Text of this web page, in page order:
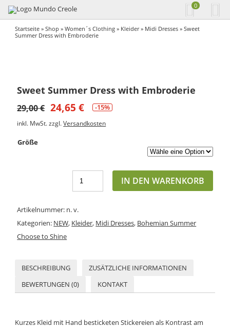
0
Startseite »Shop »Women´s Clothing » Kleider» Midi Dresses » Sweet
Summer Dress with Embroderie
Sweet Summer Dress with Embroderie
29,00€ 24,65€ -15%
inkl. MwSt. zzgl.Versandkosten
Größe
IN DEN WARENKORB
Artikelnummer: n. v.
Kategorien: NEW, Kleider, Midi Dresses, Bohemian Summer
Choose to Shine
BESCHREIBUNG
ZUSÄTZLICHE INFORMATIONEN
BEWERTUNGEN (0)
KONTAKT
Kurzes Kleid mit Hand besticketen Stickereien als Kontrast am